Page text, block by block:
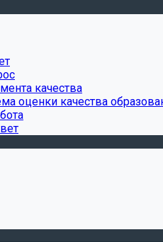
качества
оценки качества